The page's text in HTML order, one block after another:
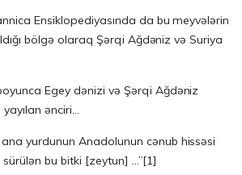
Ensiklopediyasında da bu meyvələrin
bölgə olaraq Şərqi Ağdəniz və Suriya
Egey dənizi və Şərqi Ağdəniz
ənciri…
yurdunun Anadolunun cənub hissəsi
bu bitki [zeytun] …”[1]